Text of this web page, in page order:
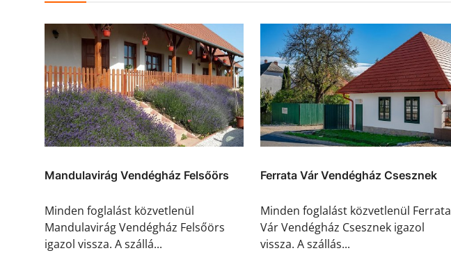
Mandulavirág Vendégház Felsőörs
Minden foglalást közvetlenül
Mandulavirág Vendégház Felsőörs
igazol vissza. A szállá...
Ferrata Vár Vendégház Csesznek
Minden foglalást közvetlenül Ferrata
Vár Vendégház Csesznek igazol
vissza. A szállás...